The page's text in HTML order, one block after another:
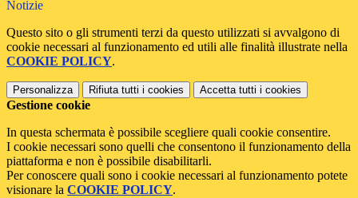
Notizie
Questo sito o gli strumenti terzi da questo utilizzati si avvalgono di
cookie necessari al funzionamento ed utili alle finalità illustrate nella
COOKIE POLICY.
Personalizza Rifiuta tutti i cookies Accetta tutti i cookies
Gestione cookie
In questa schermata è possibile scegliere quali cookie consentire.
I cookie necessari sono quelli che consentono il funzionamento della
piattaforma e non è possibile disabilitarli.
Per conoscere quali sono i cookie necessari al funzionamento potete
visionare la COOKIE POLICY.